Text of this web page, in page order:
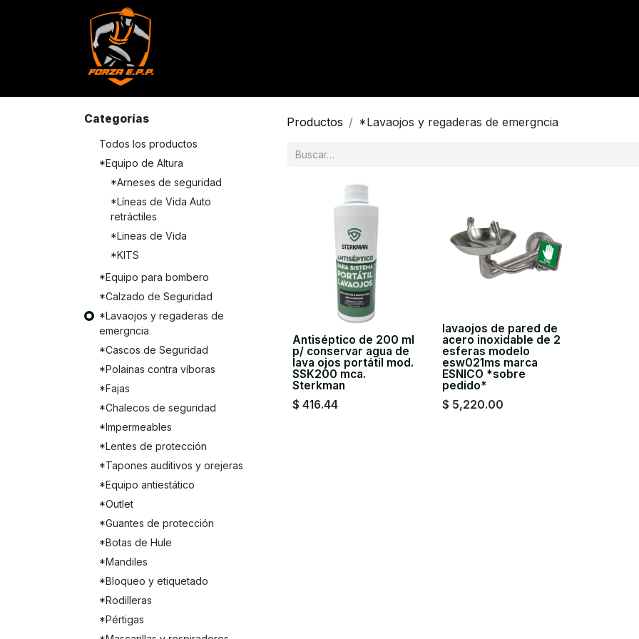
Categorías
Todos los productos
*Equipo de Altura
*Arneses de seguridad
*Líneas de Vida Auto
retráctiles
*Lineas de Vida
*KITS
*Equipo para bombero
*Calzado de Seguridad
*Lavaojos y regaderas de
emergncia
*Cascos de Seguridad
*Polainas contra víboras
*Fajas
*Chalecos de seguridad
*Impermeables
*Lentes de protección
*Tapones auditivos y orejeras
*Equipo antiestático
*Outlet
*Guantes de protección
*Botas de Hule
*Mandiles
*Bloqueo y etiquetado
*Rodilleras
*Pértigas
Productos *Lavaojos y regaderas de emergncia
Antiséptico de 200 ml
p/ conservar agua de
lava ojos portátil mod.
SSK200 mca.
Sterkman
$ 416.44
lavaojos de pared de
acero inoxidable de 2
esferas modelo
esw021ms marca
ESNICO *sobre
pedido*
$ 5,220.00